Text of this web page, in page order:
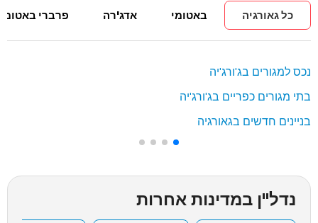
כל גאורגיה באטומי אדג'רה פרברי באטומי
נכס למגורים בג'ורג'יה
בתי מגורים כפריים בג'ורג'יה
בניינים חדשים בגאורגיה
נדל"ן במדינות אחרות